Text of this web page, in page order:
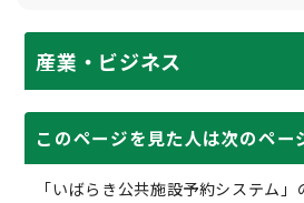
産業・ビジネス
このページを見た人は次のペー
「いばらき公共施設予約システム